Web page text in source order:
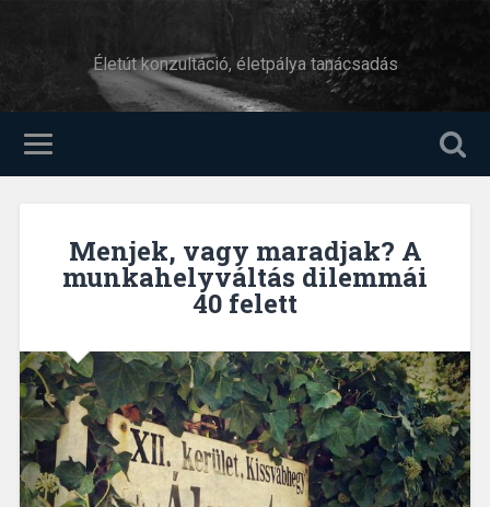
Életút konzultáció, életpálya tanácsadás
Menjek, vagy maradjak? A
munkahelyváltás dilemmái
40 felett